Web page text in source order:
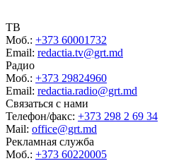
ТВ
Моб.: +373 60001732
Email: redactia.tv@grt.md
Радио
Моб.: +373 29824960
Email: redactia.radio@grt.md
Связаться с нами
Телефон/факс: +373 298 2 69 34
Mail: office@grt.md
Рекламная служба
Моб.: +373 60220005